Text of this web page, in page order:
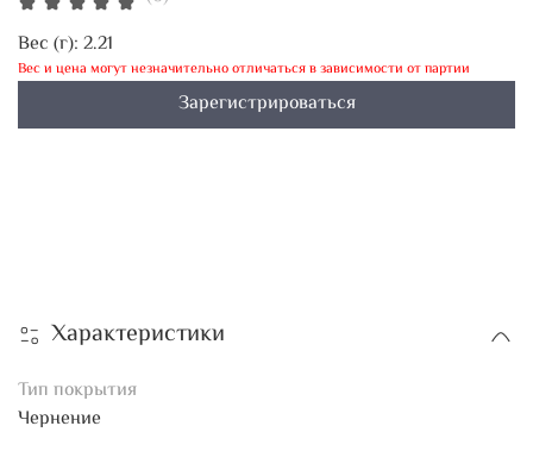
Вес (г): 2.21
Вес и цена могут незначительно отличаться в зависимости от партии
Зарегистрироваться
Характеристики
Тип покрытия
Чернение